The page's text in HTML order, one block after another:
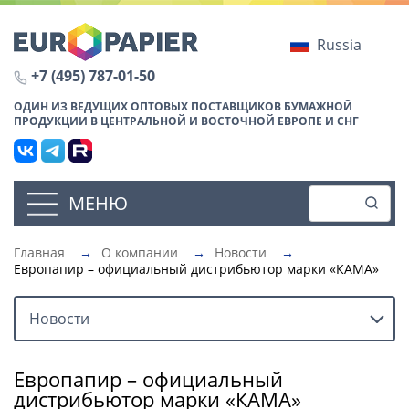
Russia
+7 (495) 787-01-50
ОДИН ИЗ ВЕДУЩИХ ОПТОВЫХ ПОСТАВЩИКОВ БУМАЖНОЙ
ПРОДУКЦИИ В ЦЕНТРАЛЬНОЙ И ВОСТОЧНОЙ ЕВРОПЕ И СНГ
МЕНЮ
Главная → О компании → Новости
→
Европапир – официальный дистрибьютор марки «КАМА»
Новости
Европапир – официальный
дистрибьютор марки «КАМА»